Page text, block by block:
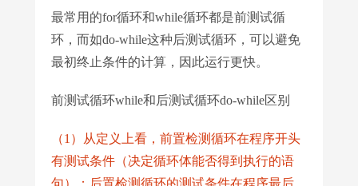
最常用的for循环和while循环都是前测试循
环，而如do-while这种后测试循环，可以避免
最初终止条件的计算，因此运行更快。
前测试循环while和后测试循环do-while区别
（1）从定义上看，前置检测循环在程序开头
有测试条件（决定循环体能否得到执行的语
句）；后置检测循环的测试条件在程序最后。